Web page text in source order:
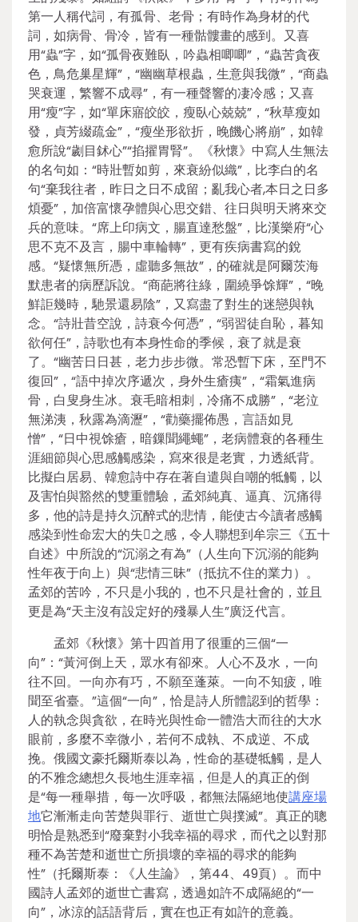
第一人稱代詞，有孤骨、老骨；有時作為身材的代
詞，如病骨、骨冷，皆有一種骷髏畫的感到。又喜
用“蟲”字，如“孤骨夜難臥，吟蟲相唧唧”，“蟲苦貪夜
色，鳥危巢星輝”，“幽幽草根蟲，生意與我微”，“商蟲
哭衰運，繁響不成尋”，有一種聲響的凄冷感；又喜
用“瘦”字，如“單床寤皎皎，瘦臥心兢兢”，“秋草瘦如
發，貞芳綴疏金”，“瘦坐形欲折，晚饑心將崩”，如韓
愈所說“劌目鉥心”“掐擢胃腎”。《秋懷》中寫人生無法
的名句如：“時壯暫如剪，來衰紛似織”，比李白的名
句“棄我往者，昨日之日不成留；亂我心者,本日之日多
煩憂”，加倍富懷孕體與心思交錯、往日與明天將來交
兵的意味。“席上印病文，腸直達愁盤”，比漢樂府“心
思不克不及言，腸中車輪轉”，更有疾病書寫的銳
感。“疑懷無所憑，虛聽多無故”，的確就是阿爾茨海
默患者的病歷訴說。“商葩將往綠，圍繞爭馀輝”，“晚
鮮詎幾時，馳景還易陰”，又寫盡了對生的迷戀與執
念。“詩壯昔空說，詩衰今何憑”，“弱習徒自恥，暮知
欲何任”，詩歌也有本身性命的季候，衰了就是衰
了。“幽苦日日甚，老力步步微。常恐暫下床，至門不
復回”，“語中掉次序遞次，身外生瘡痍”，“霜氣進病
骨，白叟身生冰。衰毛暗相刺，冷痛不成勝”，“老泣
無涕洟，秋露為滴瀝”，“勸藥擺佈愚，言語如見
憎”，“日中視馀瘡，暗鏁聞繩蠅”，老病體衰的各種生
涯細節與心思感觸感染，寫來很是老實，力透紙背。
比擬白居易、韓愈詩中存在著自遣與自嘲的牴觸，以
及害怕與豁然的雙重體驗，孟郊純真、逼真、沉痛得
多，他的詩是持久沉醉式的悲情，能使古今讀者感觸
感染到性命宏大的失之感，令人聯想到牟宗三《五十
自述》中所說的“沉溺之有為”（人生向下沉溺的能夠
性年夜于向上）與“悲情三昧”（抵抗不住的業力）。
孟郊的苦吟，不只是小我的，也不只是社會的，並且
更是為“天主沒有設定好的殘暴人生”廣泛代言。
孟郊《秋懷》第十四首用了很重的三個“一
向”：“黃河倒上天，眾水有卻來。人心不及水，一向
往不回。一向亦有巧，不願至蓬萊。一向不知疲，唯
聞至省臺。”這個“一向”，恰是詩人所體認到的哲學：
人的執念與貪欲，在時光與性命一體浩大而往的大水
眼前，多麼不幸微小，若何不成執、不成逆、不成
挽。俄國文豪托爾斯泰以為，性命的基礎牴觸，是人
的不雅念總想久長地生涯幸福，但是人的真正的倒
是“每一種舉措，每一次呼吸，都無法隔絕地使講座場
地它漸漸走向苦楚與罪行、逝世亡與撲滅”。真正的聰
明恰是熟悉到“廢棄對小我幸福的尋求，而代之以對那
種不為苦楚和逝世亡所損壞的幸福的尋求的能夠
性”（托爾斯泰：《人生論》，第44、49頁）。而中
國詩人孟郊的逝世亡書寫，透過如許不成隔絕的“一
向”，冰涼的話語背后，實在也正有如許的意義。